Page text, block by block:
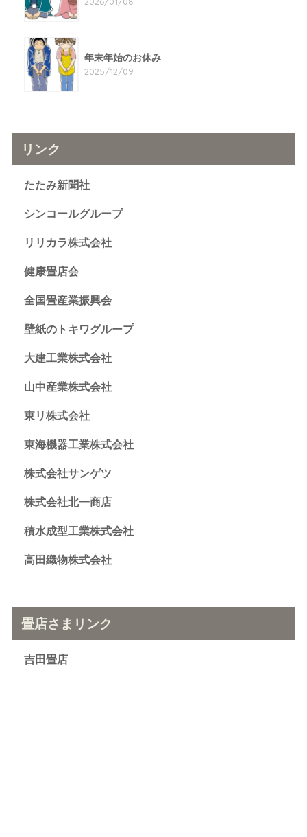
年末年始のお休み
2025/12/09
リンク
たたみ新聞社
シンコールグループ
リリカラ株式会社
健康畳店会
全国畳産業振興会
壁紙のトキワグループ
大建工業株式会社
山中産業株式会社
東リ株式会社
東海機器工業株式会社
株式会社サンゲツ
株式会社北一商店
積水成型工業株式会社
高田織物株式会社
畳店さまリンク
吉田畳店